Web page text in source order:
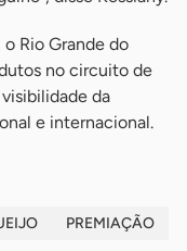
Rio Grande do
no circuito de
da
e internacional.
PREMIAÇÃO